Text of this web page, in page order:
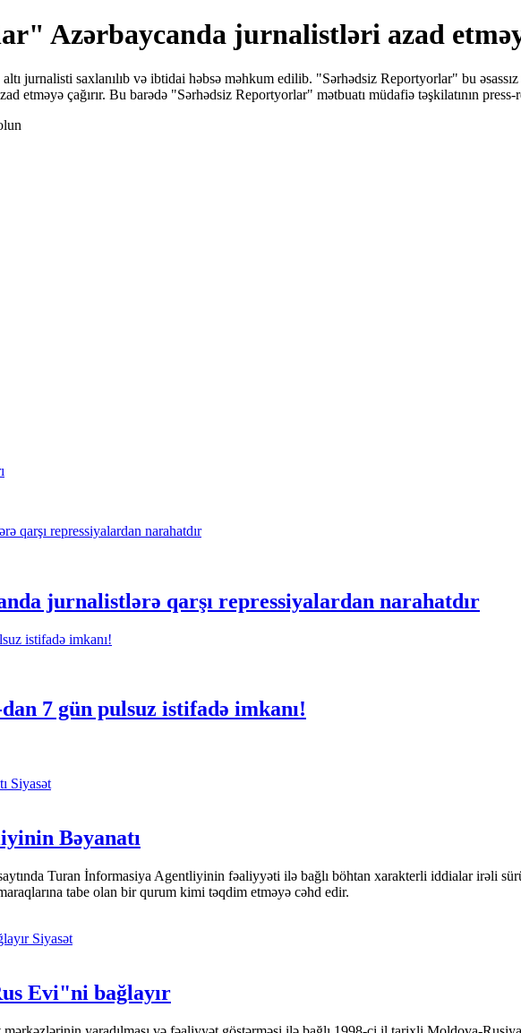
Azərbaycanda jurnalistləri azad
jurnalisti saxlanılıb və ibtidai həbsə məhkum edilib. "Sərhədsiz Reportyorlar" bu
etməyə çağırır. Bu barədə "Sərhədsiz Reportyorlar" mətbuatı müdafiə təşkilatının
jurnalistlərə qarşı repressiyalardan narahatdır
7 gün pulsuz istifadə imkanı!
Siyasət
Bəyanatı
Turan İnformasiya Agentliyinin fəaliyyəti ilə bağlı böhtan xarakterli iddialar irəli
tabe olan bir qurum kimi təqdim etməyə cəhd edir.
Siyasət
Evi"ni bağlayır